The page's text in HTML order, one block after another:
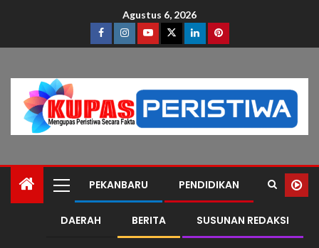
Agustus 6, 2026
PEKANBARU PENDIDIKAN
DAERAH BERITA SUSUNAN REDAKSI